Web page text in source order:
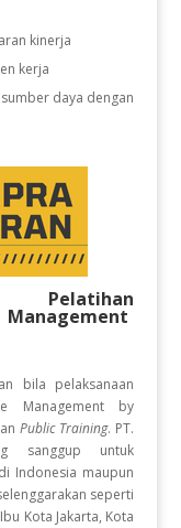
kinerja
kerja
daya dengan
Pelatihan
bila pelaksanaan
Management by
Public Training. PT.
sanggup untuk
Indonesia maupun
seperti
Kota Jakarta, Kota